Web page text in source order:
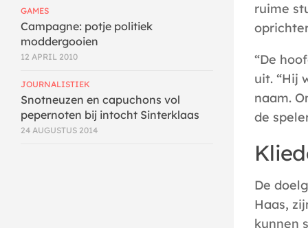
ruime
“De
uit. “Hij
naam.
de
De
Haas,
kunnen
GAMES
Campagne: potje politiek
moddergooien
12 APRIL 2010
JOURNALISTIEK
Snotneuzen en capuchons vol
pepernoten bij intocht Sinterklaas
24 AUGUSTUS 2014